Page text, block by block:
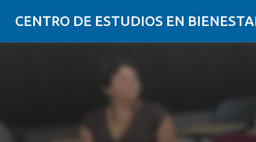
CENTRO DE ESTUDIOS EN